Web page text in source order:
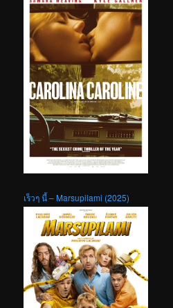
เร็วๆ นี้ – Marsupilami (2025)